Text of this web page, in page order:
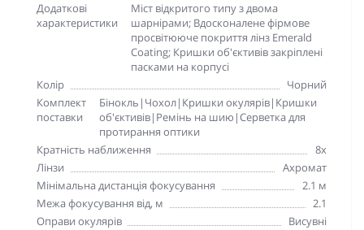
Додаткові
характеристики
Міст відкритого типу з двома
шарнірами; Вдосконалене фірмове
просвітююче покриття лінз Emerald
Coating; Кришки об'єктивів закріплені
пасками на корпусі
Колір
Чорний
Комплект
поставки
Бінокль|Чохол|Кришки окулярів|Кришки
об'єктивів|Ремінь на шию|Серветка для
протирання оптики
Кратність наближення
8x
Лінзи
Ахромат
Мінімальна дистанція фокусування
2.1 м
Межа фокусування від, м
2.1
Оправи окулярів
Висувні